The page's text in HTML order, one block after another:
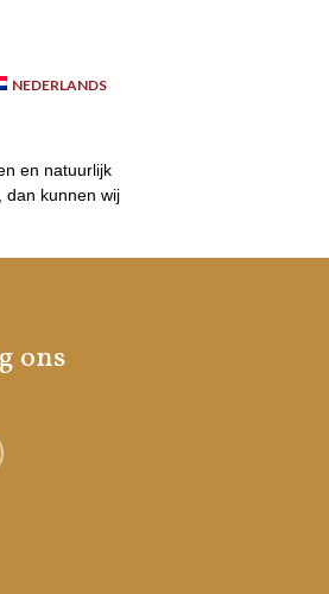
NEDERLANDS
en natuurlijk
dan kunnen wij
ons